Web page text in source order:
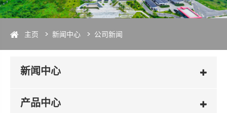
主页 新闻中心 公司新闻
新闻中心
产品中心